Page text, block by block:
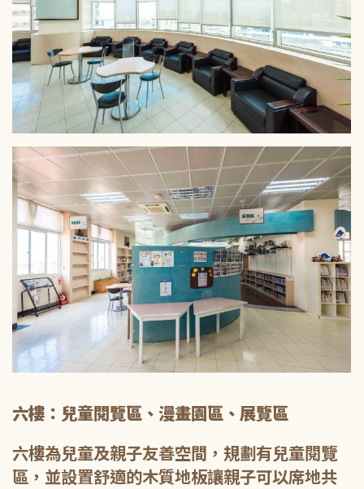
六樓：兒童閱覽區、漫畫園區、展覽區
六樓為兒童及親子友善空間，規劃有兒童閱覽
區，並設置舒適的木質地板讓親子可以席地共